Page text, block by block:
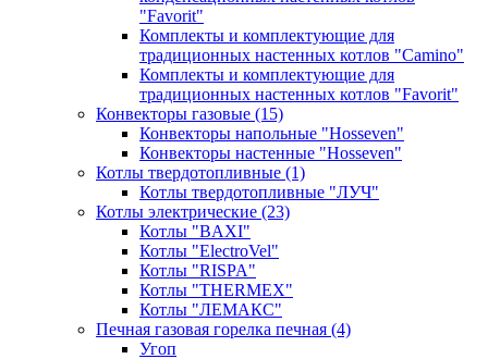
"Favorit"
Комплекты и комплектующие для
традиционных настенных котлов "Camino"
Комплекты и комплектующие для
традиционных настенных котлов "Favorit"
Конвекторы газовые (15)
Конвекторы напольные "Hosseven"
Конвекторы настенные "Hosseven"
Котлы твердотопливные (1)
Котлы твердотопливные "ЛУЧ"
Котлы электрические (23)
Котлы "BAXI"
Котлы "ElectroVel"
Котлы "RISPA"
Котлы "THERMEX"
Котлы "ЛЕМАКС"
Печная газовая горелка печная (4)
Угоп